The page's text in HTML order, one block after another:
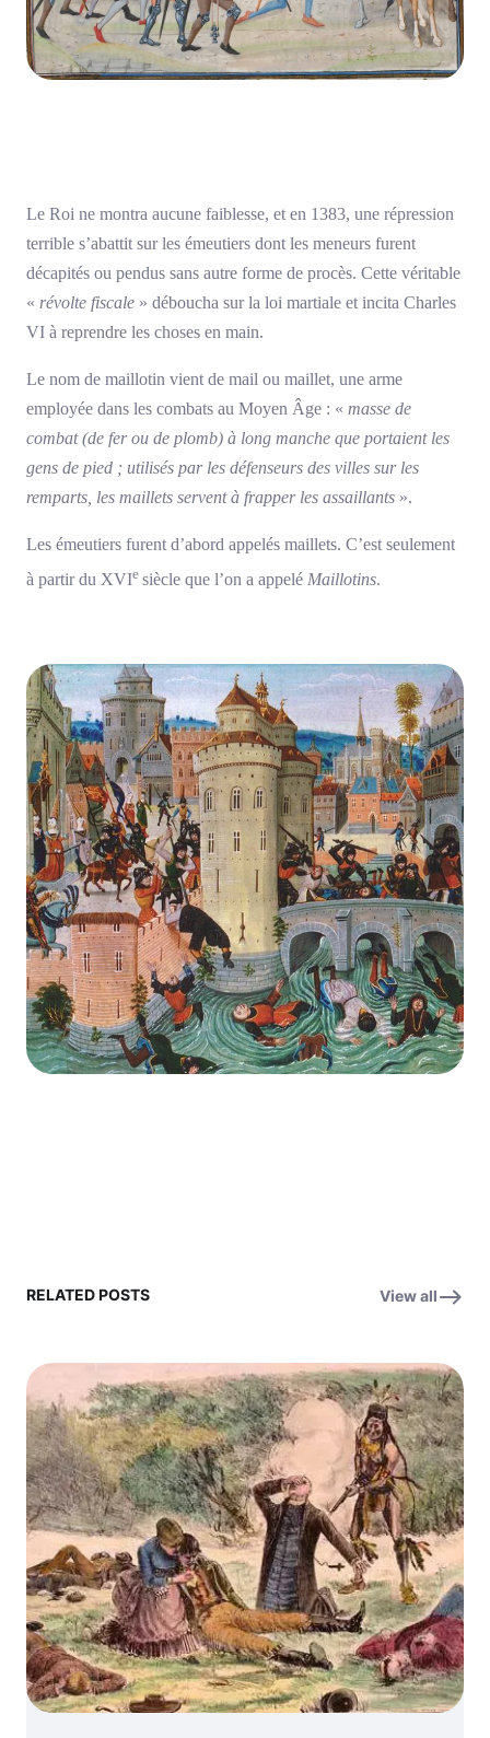
Le Roi ne montra aucune faiblesse, et en 1383, une répression
terrible s’abattit sur les émeutiers dont les meneurs furent
décapités ou pendus sans autre forme de procès. Cette véritable
« révolte fiscale » déboucha sur la loi martiale et incita Charles
VI à reprendre les choses en main.
Le nom de maillotin vient de mail ou maillet, une arme
employée dans les combats au Moyen Âge : « masse de
combat (de fer ou de plomb) à long manche que portaient les
gens de pied ; utilisés par les défenseurs des villes sur les
remparts, les maillets servent à frapper les assaillants ».
Les émeutiers furent d’abord appelés maillets. C’est seulement
à partir du XVIe siècle que l’on a appelé Maillotins.
RELATED POSTS View all